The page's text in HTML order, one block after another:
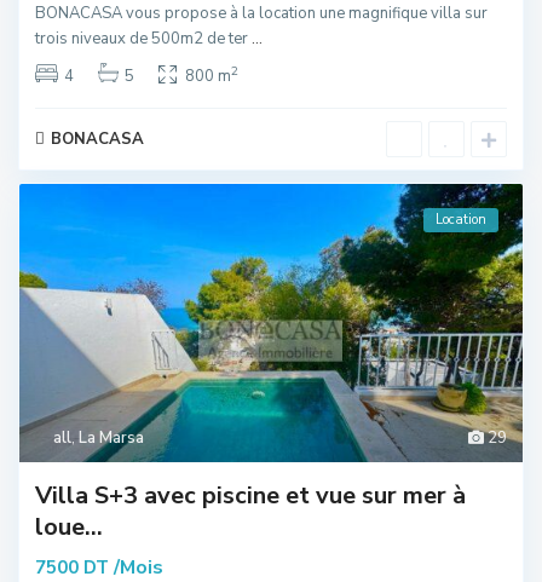
BONACASA vous propose à la location une magnifique villa sur
trois niveaux de 500m2 de ter...
4
5 800 m2
BONACASA
29
all, La Marsa
Location
Villa S+3 avec piscine et vue sur mer à
loue...
7500 DT /Mois